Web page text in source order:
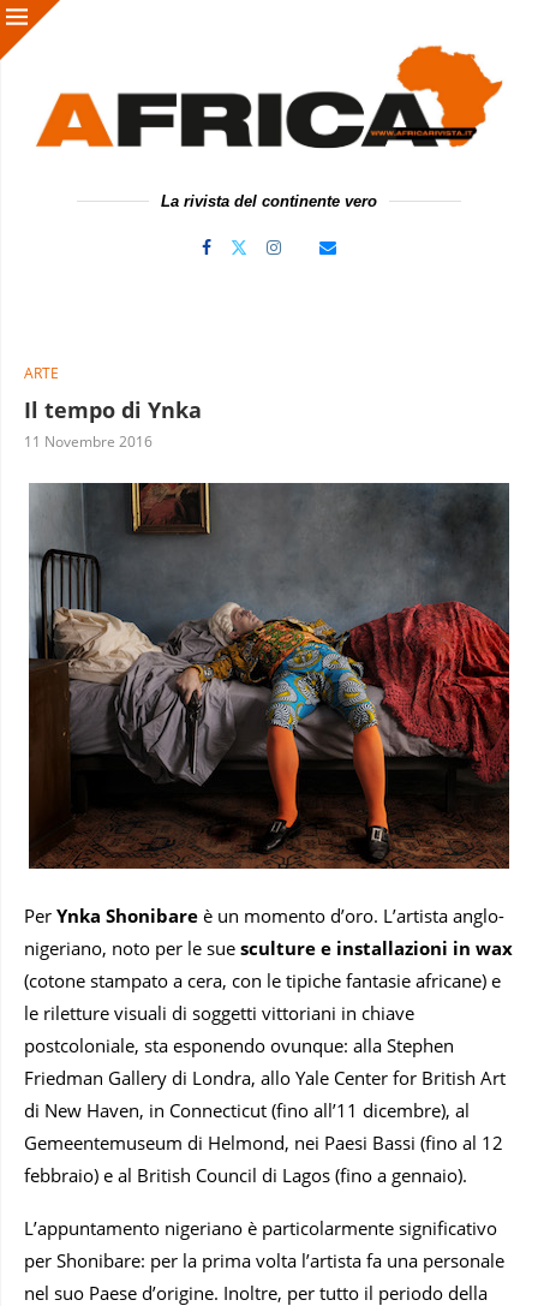
La rivista del continente vero
ARTE
Il tempo di Ynka
11 Novembre 2016
Per Ynka Shonibare è un momento d’oro. L’artista anglo-
nigeriano, noto per le sue sculture e installazioni in wax
(cotone stampato a cera, con le tipiche fantasie africane) e
le riletture visuali di soggetti vittoriani in chiave
postcoloniale, sta esponendo ovunque: alla Stephen
Friedman Gallery di Londra, allo Yale Center for British Art
di New Haven, in Connecticut (fino all’11 dicembre), al
Gemeentemuseum di Helmond, nei Paesi Bassi (fino al 12
febbraio) e al British Council di Lagos (fino a gennaio).
L’appuntamento nigeriano è particolarmente significativo
per Shonibare: per la prima volta l’artista fa una personale
nel suo Paese d’origine. Inoltre, per tutto il periodo della